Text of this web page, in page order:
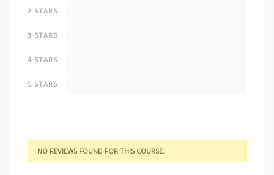
2 STARS
3 STARS
4 STARS
5 STARS
NO REVIEWS FOUND FOR THIS COURSE.